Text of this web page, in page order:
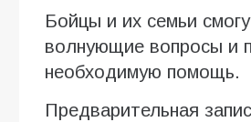
Бойцы и их семьи
волнующие вопросы и
необходимую помощь.
Предварительная